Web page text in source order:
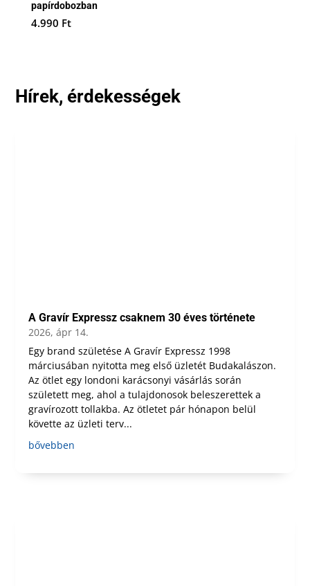
papírdobozban
4.990 Ft
Hírek, érdekességek
A Gravír Expressz csaknem 30 éves története
2026, ápr 14.
Egy brand születése A Gravír Expressz 1998
márciusában nyitotta meg első üzletét Budakalászon.
Az ötlet egy londoni karácsonyi vásárlás során
született meg, ahol a tulajdonosok beleszerettek a
gravírozott tollakba. Az ötletet pár hónapon belül
követte az üzleti terv...
bővebben